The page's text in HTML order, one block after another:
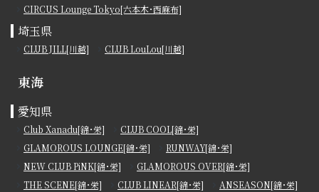
CIRCUS Lounge Tokyo[六本木･西麻布]
埼玉県
CLUB JILL[川越] CLUB LouLou[川越]
東海
愛知県
Club Xanadu[錦･栄]
CLUB COOL[錦･栄]
GLAMOROUS LOUNGE[錦･栄]
RUNWAY[錦･栄]
NEW CLUB PiNK[錦･栄]
GLAMOROUS OVER[錦･栄]
THE SCENE[錦･栄]
CLUB LINEAR[錦･栄]
ANSEASON[錦･栄]